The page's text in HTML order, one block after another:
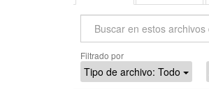
Filtrado por
Tipo de archivo: Todo